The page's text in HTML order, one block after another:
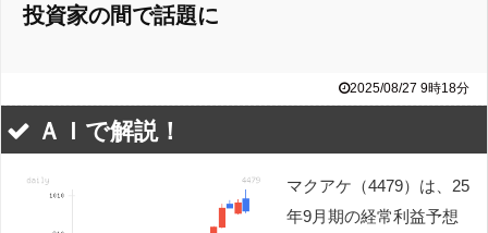
投資家の間で話題に
2025/08/27 9時18分
ＡＩで解説！
マクアケ（4479）は、25
年9月期の経常利益予想